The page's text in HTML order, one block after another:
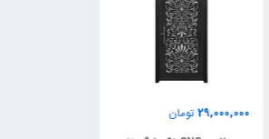
28,500,000 تومان